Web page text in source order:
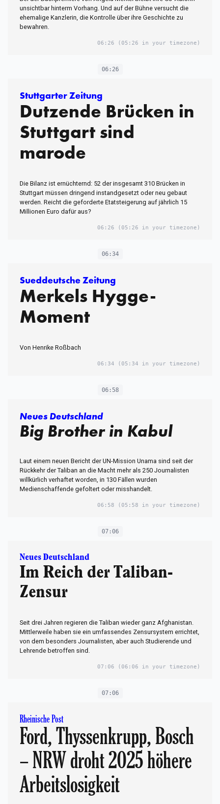
unsichtbar hinterm Vorhang. Und auf der Bühne versucht die
ehemalige Kanzlerin, die Kontrolle über ihre Geschichte zu
bewahren.
06:26 (05:26 in your timezone)
06:26
Stuttgarter Zeitung
Dutzende Brücken in
Stuttgart sind
marode
Die Bilanz ist ernüchternd: 52 der insgesamt 310 Brücken in
Stuttgart müssen dringend instandgesetzt oder neu gebaut
werden. Reicht die geforderte Etatsteigerung auf jährlich 15
Millionen Euro dafür aus?
06:26 (05:26 in your timezone)
06:34
Sueddeutsche Zeitung
Merkels Hygge-
Moment
Von Henrike Roßbach
06:34 (05:34 in your timezone)
06:58
Neues Deutschland
Big Brother in Kabul
Laut einem neuen Bericht der UN-Mission Unama sind seit der
Rückkehr der Taliban an die Macht mehr als 250 Journalisten
willkürlich verhaftet worden, in 130 Fällen wurden
Medienschaffende gefoltert oder misshandelt.
06:58 (05:58 in your timezone)
07:06
Neues Deutschland
Im Reich der Taliban-
Zensur
Seit drei Jahren regieren die Taliban wieder ganz Afghanistan.
Mittlerweile haben sie ein umfassendes Zensursystem errichtet,
von dem besonders Journalisten, aber auch Studierende und
Lehrende betroffen sind.
07:06 (06:06 in your timezone)
07:06
Rheinische Post
Ford, Thyssenkrupp, Bosch
– NRW droht 2025 höhere
Arbeitslosigkeit